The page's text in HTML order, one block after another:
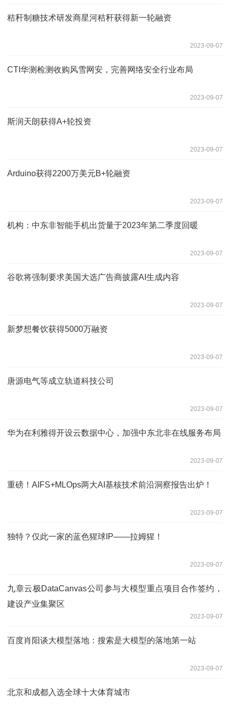
秸秆制糖技术研发商星河秸秆获得新一轮融资
2023-09-07
CTI华测检测收购风雪网安，完善网络安全行业布局
2023-09-07
斯润天朗获得A+轮投资
2023-09-07
Arduino获得2200万美元B+轮融资
2023-09-07
机构：中东非智能手机出货量于2023年第二季度回暖
2023-09-07
谷歌将强制要求美国大选广告商披露AI生成内容
2023-09-07
新梦想餐饮获得5000万融资
2023-09-07
唐源电气等成立轨道科技公司
2023-09-07
华为在利雅得开设云数据中心，加强中东北非在线服务布局
2023-09-07
重磅！AIFS+MLOps两大AI基核技术前沿洞察报告出炉！
2023-09-07
独特？仅此一家的蓝色猩球IP——拉姆猩！
2023-09-07
九章云极DataCanvas公司参与大模型重点项目合作签约，
建设产业集聚区
2023-09-07
百度肖阳谈大模型落地：搜索是大模型的落地第一站
2023-09-07
北京和成都入选全球十大体育城市